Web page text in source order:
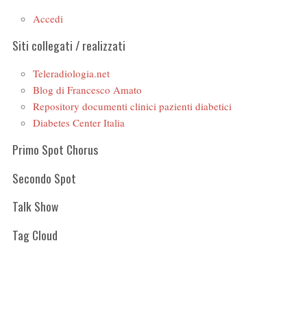
Accedi
Siti collegati / realizzati
Teleradiologia.net
Blog di Francesco Amato
Repository documenti clinici pazienti diabetici
Diabetes Center Italia
Primo Spot Chorus
Secondo Spot
Talk Show
Tag Cloud